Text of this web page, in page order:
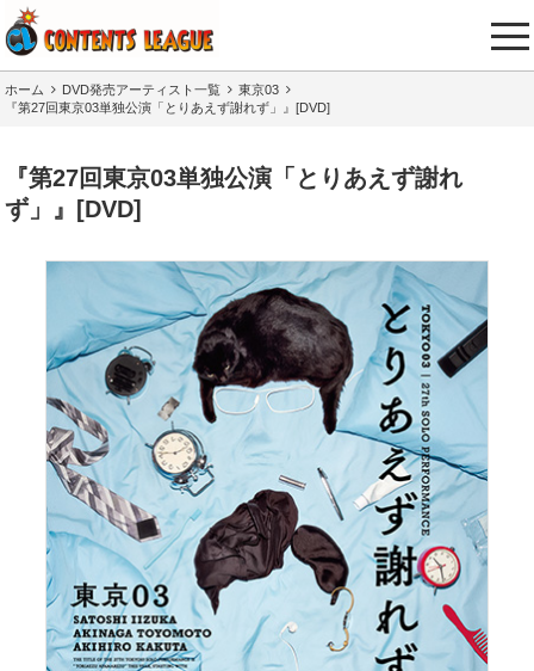
ホーム DVD発売アーティスト一覧
東京03
『第27回東京03単独公演「とりあえず謝れず」』[DVD]
『第27回東京03単独公演「とりあえず謝れ
ず」』[DVD]